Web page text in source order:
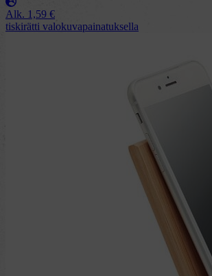
Alk. 1,59 €
tiskirätti valokuvapainatuksella